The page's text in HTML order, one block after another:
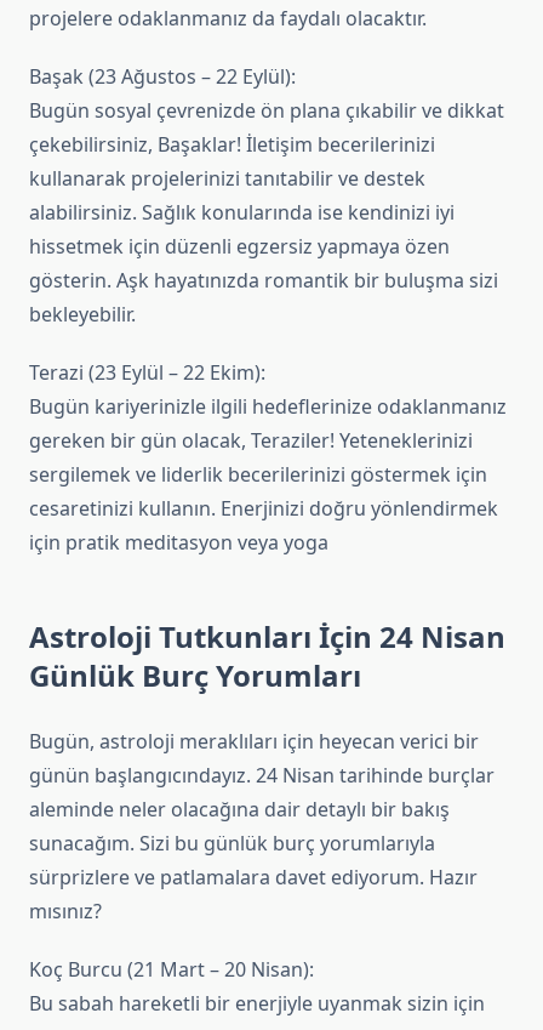
projelere odaklanmanız da faydalı olacaktır.
Başak (23 Ağustos – 22 Eylül):
Bugün sosyal çevrenizde ön plana çıkabilir ve dikkat
çekebilirsiniz, Başaklar! İletişim becerilerinizi
kullanarak projelerinizi tanıtabilir ve destek
alabilirsiniz. Sağlık konularında ise kendinizi iyi
hissetmek için düzenli egzersiz yapmaya özen
gösterin. Aşk hayatınızda romantik bir buluşma sizi
bekleyebilir.
Terazi (23 Eylül – 22 Ekim):
Bugün kariyerinizle ilgili hedeflerinize odaklanmanız
gereken bir gün olacak, Teraziler! Yeteneklerinizi
sergilemek ve liderlik becerilerinizi göstermek için
cesaretinizi kullanın. Enerjinizi doğru yönlendirmek
için pratik meditasyon veya yoga
Astroloji Tutkunları İçin 24 Nisan
Günlük Burç Yorumları
Bugün, astroloji meraklıları için heyecan verici bir
günün başlangıcındayız. 24 Nisan tarihinde burçlar
aleminde neler olacağına dair detaylı bir bakış
sunacağım. Sizi bu günlük burç yorumlarıyla
sürprizlere ve patlamalara davet ediyorum. Hazır
mısınız?
Koç Burcu (21 Mart – 20 Nisan):
Bu sabah hareketli bir enerjiyle uyanmak sizin için